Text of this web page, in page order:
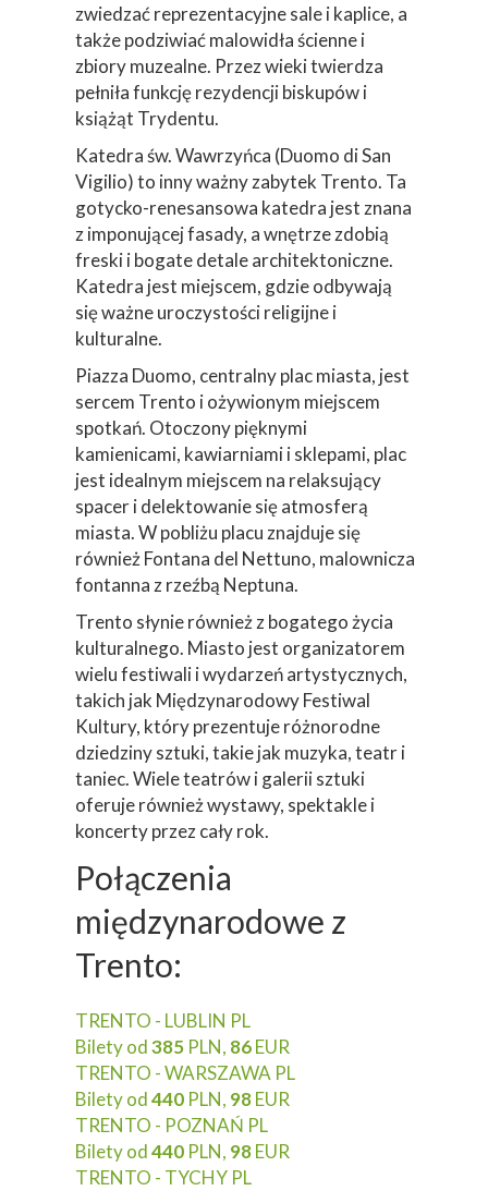
zwiedzać reprezentacyjne sale i kaplice, a
także podziwiać malowidła ścienne i
zbiory muzealne. Przez wieki twierdza
pełniła funkcję rezydencji biskupów i
książąt Trydentu.
Katedra św. Wawrzyńca (Duomo di San
Vigilio) to inny ważny zabytek Trento. Ta
gotycko-renesansowa katedra jest znana
z imponującej fasady, a wnętrze zdobią
freski i bogate detale architektoniczne.
Katedra jest miejscem, gdzie odbywają
się ważne uroczystości religijne i
kulturalne.
Piazza Duomo, centralny plac miasta, jest
sercem Trento i ożywionym miejscem
spotkań. Otoczony pięknymi
kamienicami, kawiarniami i sklepami, plac
jest idealnym miejscem na relaksujący
spacer i delektowanie się atmosferą
miasta. W pobliżu placu znajduje się
również Fontana del Nettuno, malownicza
fontanna z rzeźbą Neptuna.
Trento słynie również z bogatego życia
kulturalnego. Miasto jest organizatorem
wielu festiwali i wydarzeń artystycznych,
takich jak Międzynarodowy Festiwal
Kultury, który prezentuje różnorodne
dziedziny sztuki, takie jak muzyka, teatr i
taniec. Wiele teatrów i galerii sztuki
oferuje również wystawy, spektakle i
koncerty przez cały rok.
Połączenia
międzynarodowe z
Trento:
TRENTO - LUBLIN PL
Bilety od385 PLN, 86EUR
TRENTO - WARSZAWA PL
Bilety od440 PLN, 98EUR
TRENTO - POZNAŃ PL
Bilety od440 PLN, 98EUR
TRENTO - TYCHY PL